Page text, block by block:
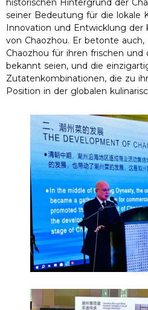
historischen Hintergrund der
seiner Bedeutung für die lokale
Innovation und Entwicklung der
von Chaozhou. Er betonte auch,
Chaozhou für ihren frischen und
bekannt seien, und die
Zutatenkombinationen, die zu
Position in der globalen